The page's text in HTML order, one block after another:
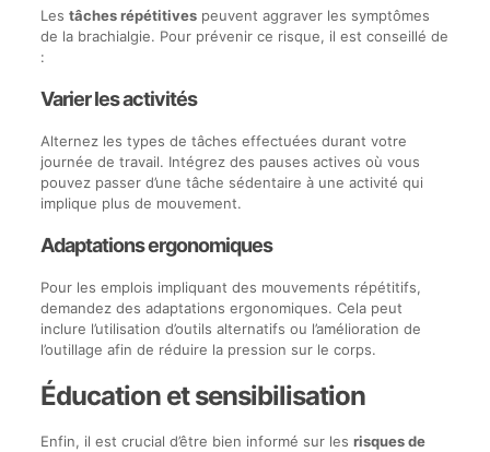
Les tâches répétitivespeuvent aggraver les symptômes
de la brachialgie. Pour prévenir ce risque, il est conseillé de
:
Varier les activités
Alternez les types de tâches effectuées durant votre
journée de travail. Intégrez des pauses actives où vous
pouvez passer d’une tâche sédentaire à une activité qui
implique plus de mouvement.
Adaptations ergonomiques
Pour les emplois impliquant des mouvements répétitifs,
demandez des adaptations ergonomiques. Cela peut
inclure l’utilisation d’outils alternatifs ou l’amélioration de
l’outillage afin de réduire la pression sur le corps.
Éducation et sensibilisation
Enfin, il est crucial d’être bien informé sur les risques de